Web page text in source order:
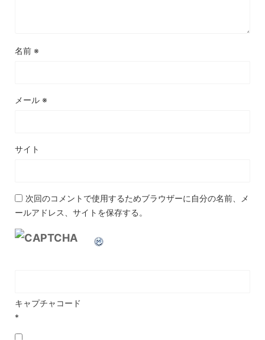
名前 ※
メール ※
サイト
次回のコメントで使用するためブラウザーに自分の名前、メ
ールアドレス、サイトを保存する。
キャプチャコード
*